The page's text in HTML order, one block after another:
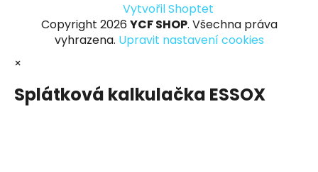
Vytvořil Shoptet
Copyright 2026 YCF SHOP. Všechna práva
vyhrazena. Upravit nastavení cookies
×
Splátková kalkulačka ESSOX